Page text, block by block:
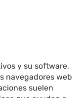
y su software,
navegadores web
suelen